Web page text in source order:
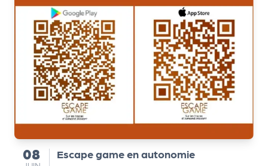
du
08 Escape game en autonomie
p
o
s
e
r
u
n
é
v
n
e